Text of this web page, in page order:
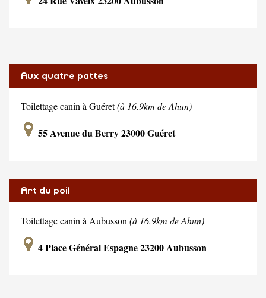
Aux quatre pattes
Toilettage canin à Guéret(à 16.9km de Ahun)
55 Avenue du Berry 23000 Guéret
Art du poil
Toilettage canin à Aubusson (à 16.9km de Ahun)
4 Place Général Espagne 23200 Aubusson